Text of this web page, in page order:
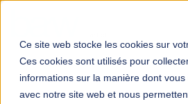
Ce site web stocke les cookies sur
Ces cookies sont utilisés pour
informations sur la manière dont
avec notre site web et nous
conseil